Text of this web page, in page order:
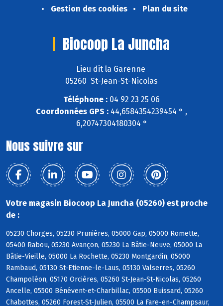
Gestion des cookies
Plan du site
Biocoop La Juncha
Lieu dit la Garenne
05260 St-Jean-St-Nicolas
Téléphone : 04 92 23 25 06
Coordonnées GPS : 44,6584354239454 ° ,
6,20747304180304 °
Nous suivre sur
Votre magasin Biocoop La Juncha (05260) est proche
de :
05230 Chorges, 05230 Prunières, 05000 Gap, 05000 Romette,
05400 Rabou, 05230 Avançon, 05230 La Bâtie-Neuve, 05000 La
Bâtie-Vieille, 05000 La Rochette, 05230 Montgardin, 05000
Rambaud, 05130 St-Etienne-le-Laus, 05130 Valserres, 05260
Champoléon, 05170 Orcières, 05260 St-Jean-St-Nicolas, 05260
Ancelle, 05500 Bénévent-et-Charbillac, 05500 Buissard, 05260
Chabottes, 05260 Forest-St-Julien, 05500 La Fare-en-Champsaur,